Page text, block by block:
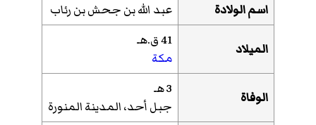
اسم الولادة
عبد الله بن جحش بن رئاب
الميلاد
41 ق.هـ
مكة
الوفاة
3 هـ
جبل أحد، المدينة المنورة